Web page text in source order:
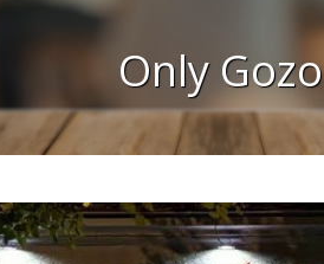
Only Gozo